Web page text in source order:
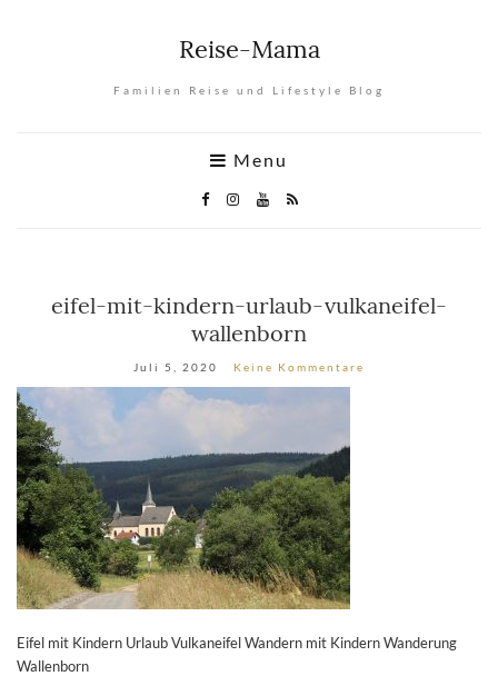
Reise-Mama
Familien Reise und Lifestyle Blog
Menu
eifel-mit-kindern-urlaub-vulkaneifel-
wallenborn
Juli 5, 2020 Keine Kommentare
Eifel mit Kindern Urlaub Vulkaneifel Wandern mit Kindern Wanderung
Wallenborn